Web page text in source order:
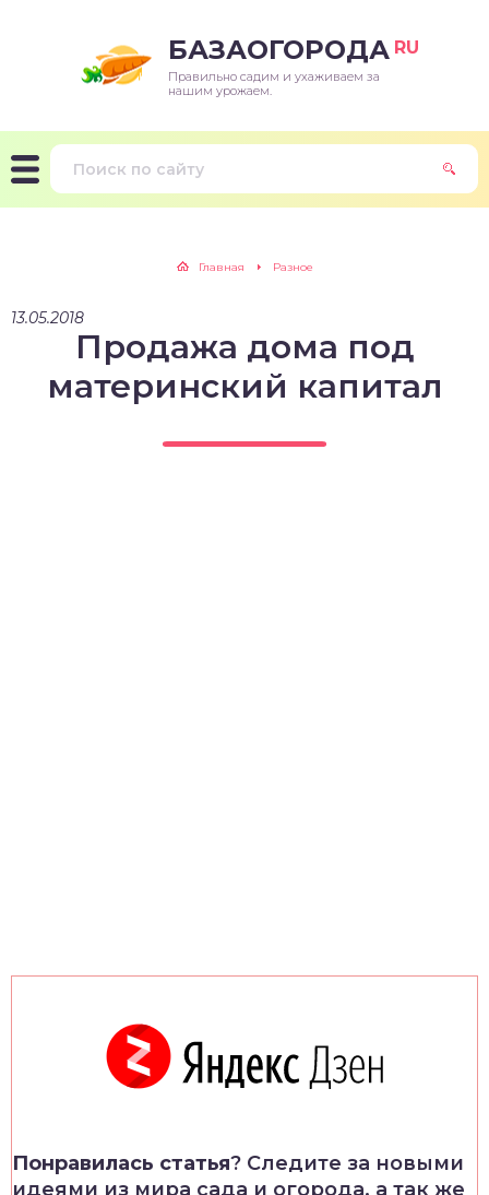
БАЗАОГОРОДА RU
Правильно садим и ухаживаем за
нашим урожаем.
Главная Разное
13.05.2018
Продажа дома под
материнский капитал
Понравилась статья? Следите за новыми
идеями из мира сада и огорода, а так же